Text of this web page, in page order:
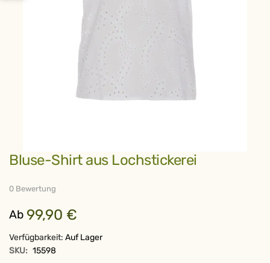
Zum
Anfang
springen
Bluse-Shirt aus Lochstickerei
0 Bewertung
Ab 99,90 €
Verfügbarkeit: Auf Lager
SKU: 15598